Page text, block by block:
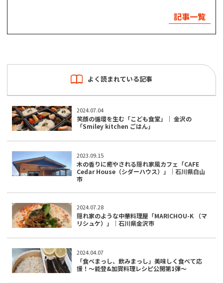
記事一覧
よく読まれている記事
2024.07.04
笑顔の循環を生む「こども食堂」｜ 金沢の
「Smiley kitchen ごはん」
2023.09.15
木の香りに癒やされる隠れ家風カフェ「CAFE
Cedar House（シダーハウス）」｜石川県白山
市
2024.07.28
隠れ家のような中華料理屋「MARICHOU-K （マ
リシュケ）」｜石川県金沢市
2024.04.07
「食べまっし、飲みまっし」美味しく食べて応
援！〜能登&加賀料理レシピ公開第1弾〜